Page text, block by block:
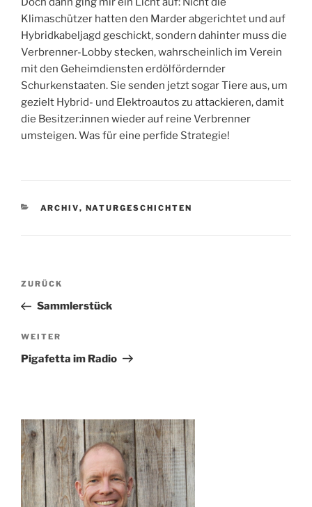
Klimaschützer hatten den Marder abgerichtet und auf
Hybridkabeljagd geschickt, sondern dahinter muss die
Verbrenner-Lobby stecken, wahrscheinlich im Verein
mit den Geheimdiensten erdölfördernder
Schurkenstaaten. Sie senden jetzt sogar Tiere aus, um
gezielt Hybrid- und Elektroautos zu attackieren, damit
die Besitzer:innen wieder auf reine Verbrenner
umsteigen. Was für eine perfide Strategie!
KATEGORIEN
ARCHIV, NATURGESCHICHTEN
Beitragsnavigation
Vorheriger
Beitrag
ZURÜCK
Sammlerstück
Nächster
Beitrag
WEITER
Pigafetta im Radio